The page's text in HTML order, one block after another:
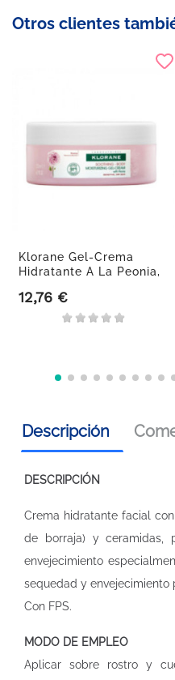
Otros clientes
Klorane Gel-Crema
Hidratante A La Peonia,
Precio
12,76 €
Descripción
DESCRIPCIÓN
Crema hidratante facial
de borraja) y ceramidas,
envejecimiento
sequedad y envejecimiento
Con FPS.
MODO DE EMPLEO
Aplicar sobre rostro y